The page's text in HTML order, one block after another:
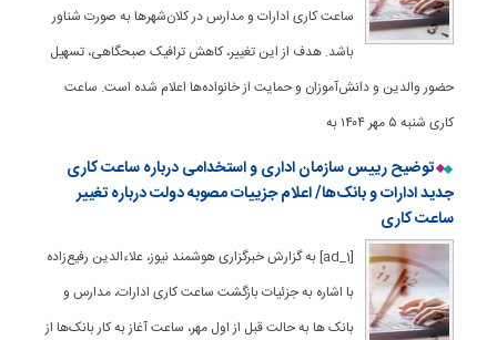
ساعت کاری ادارات و مدارس در کلان‌شهرها به صورت شناور
باشد. هدف از این تغییر، کاهش ترافیک صبحگاهی، تسهیل
حضور والدین و دانش‌آموزان و حمایت از خانواده‌ها اعلام شده است. ساعت
کاری شنبه ۵ مهر ۱۴۰۴ به
توضیح رییس سازمان اداری و استخدامی درباره ساعت کاری
جدید ادارات و بانک‌ها/ اعلام جزییات مصوبه دولت درباره تغییر
ساعت کاری
[ad_1] به گزارش خبرگزاری هوشمند نیوز، علاءالدین رفیع‌زاده
با اشاره به جزئیات بازگشت ساعت کاری ادارات، مدارس و
بانک ها به حالت قبل از اول مهر، ساعت آغاز به کار بانک‌ها از